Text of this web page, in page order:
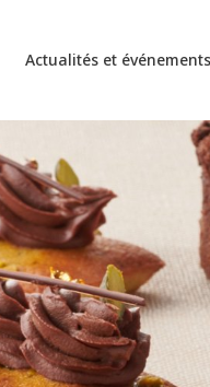
Actualités et événements